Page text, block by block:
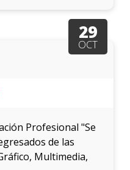
29
OCT
Profesional "Se
de las
Multimedia,